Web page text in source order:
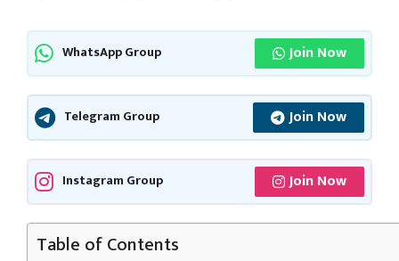
WhatsApp Group Join Now
Telegram Group Join Now
Instagram Group Join Now
Table of Contents